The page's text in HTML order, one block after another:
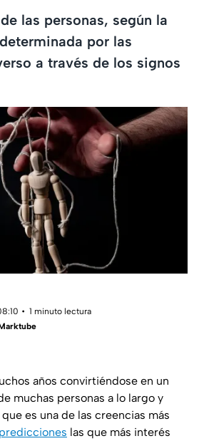
las personas, según la
por las
a través de los signos
1 minuto lectura
años convirtiéndose en un
muchas personas a lo largo y
es una de las creencias más
predicciones las que más interés